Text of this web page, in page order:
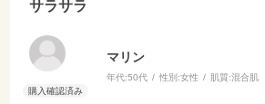
サラサラ
マリン
年代:50代 性別:女性 肌質:混合肌